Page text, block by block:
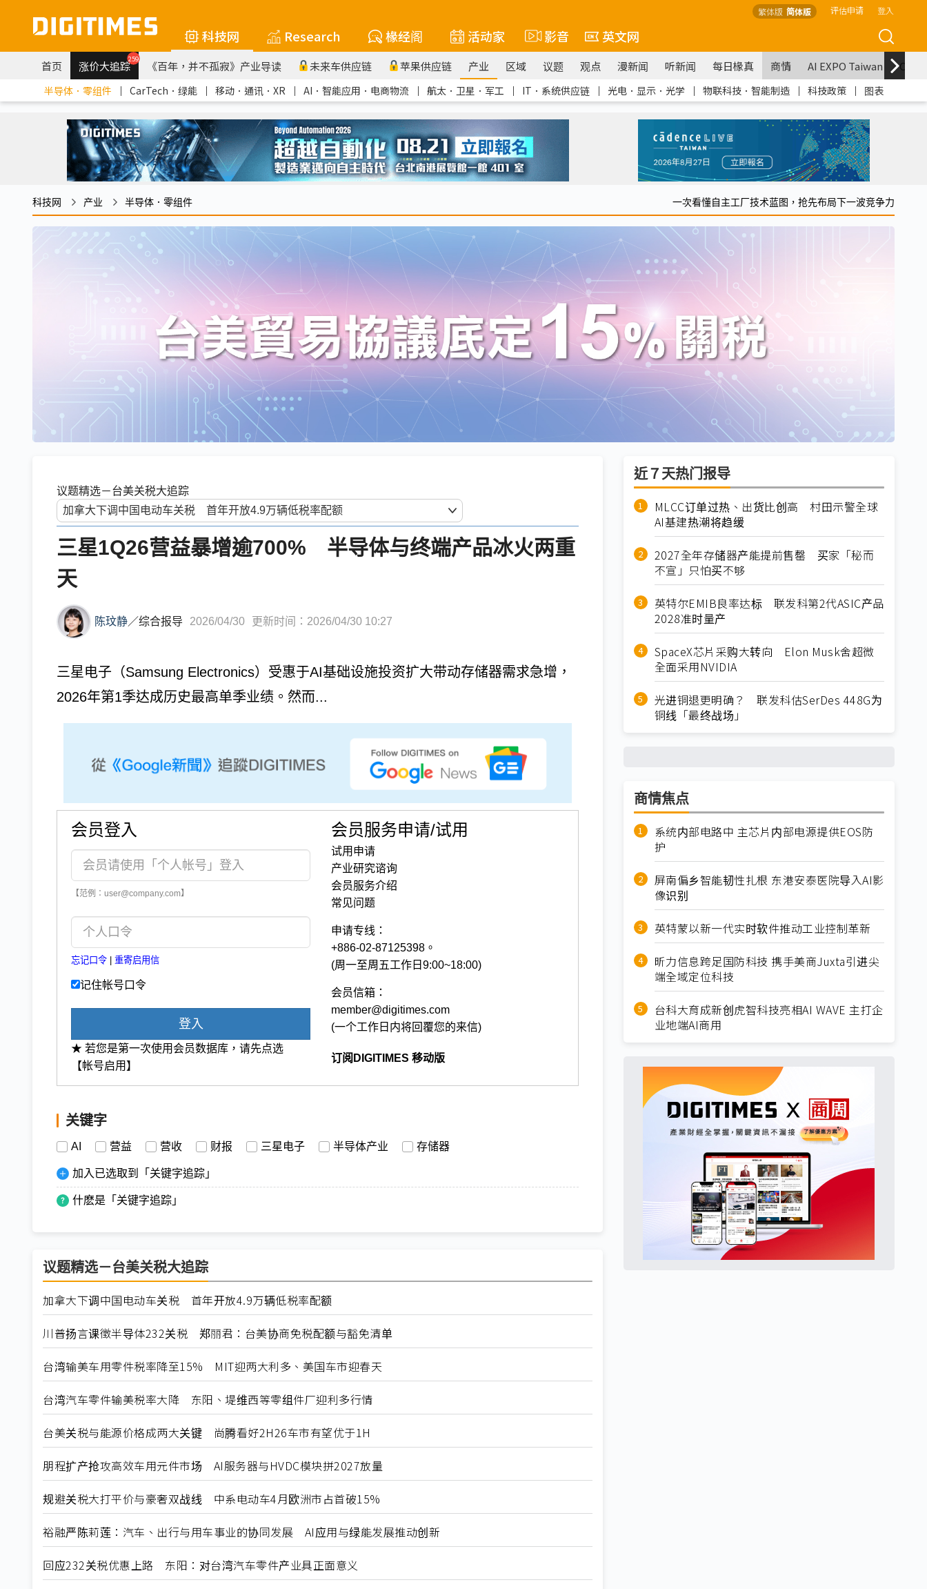
繁体版 简体版 评估申请 登入
科技网 Research 椽经阁 活动家 影音 英文网
首页 涨价大追踪259 《百年，并不孤寂》产业导读 未来车供应链 苹果供应链 产业 区域 议题 观点 漫新闻 听新闻 每日椽真 商情 AI EXPO Taiwan
半导体．零组件 ｜ CarTech．绿能 ｜ 移动．通讯．XR ｜ AI．智能应用．电商物流 ｜ 航太．卫星．军工 ｜ IT．系统供应链 ｜ 光电．显示．光学 ｜ 物联科技．智能制造 ｜ 科技政策 ｜ 图表
科技网 产业 半导体．零组件 一次看懂自主工厂技术蓝图，抢先布局下一波竞争力
议题精选－台美关税大追踪
三星1Q26营益暴增逾700% 半导体与终端产品冰火两重
天
陈玟静／综合报导 2026/04/30 更新时间：2026/04/30 10:27
三星电子（Samsung Electronics）受惠于AI基础设施投资扩大带动存储器需求急增，
2026年第1季达成历史最高单季业绩。然而...
会员登入
【范例：user@company.com】
忘记口令 重寄启用信
记住帐号口令
登入
★ 若您是第一次使用会员数据库，请先点选
【帐号启用】
会员服务申请/试用
试用申请
产业研究谘询
会员服务介绍
常见问题
申请专线：
+886-02-87125398。
(周一至周五工作日9:00~18:00)
会员信箱：
member@digitimes.com
(一个工作日内将回覆您的来信)
订阅DIGITIMES 移动版
关键字
AI 营益 营收 财报 三星电子 半导体产业 存储器
加入已选取到「关键字追踪」
什麽是「关键字追踪」
议题精选－台美关税大追踪
加拿大下调中国电动车关税 首年开放4.9万辆低税率配额
川普扬言课徵半导体232关税 郑丽君：台美协商免税配额与豁免清单
台湾输美车用零件税率降至15% MIT迎两大利多、美国车市迎春天
台湾汽车零件输美税率大降 东阳、堤维西等零组件厂迎利多行情
台美关税与能源价格成两大关键 尚腾看好2H26车市有望优于1H
朋程扩产抢攻高效车用元件市场 AI服务器与HVDC模块拼2027放量
规避关税大打平价与豪奢双战线 中系电动车4月欧洲市占首破15%
裕融严陈莉莲：汽车、出行与用车事业的协同发展 AI应用与绿能发展推动创新
回应232关税优惠上路 东阳：对台湾汽车零件产业具正面意义
近７天热门报导
MLCC订单过热、出货比创高 村田示警全球
AI基建热潮将趋缓
2027全年存储器产能提前售罄 买家「秘而
不宣」只怕买不够
英特尔EMIB良率达标 联发科第2代ASIC产品
2028准时量产
SpaceX芯片采购大转向 Elon Musk舍超微
全面采用NVIDIA
光进铜退更明确？ 联发科估SerDes 448G为
铜线「最终战场」
商情焦点
系统内部电路中 主芯片内部电源提供EOS防
护
屏南偏乡智能韧性扎根 东港安泰医院导入AI影
像识别
英特蒙以新一代实时软件推动工业控制革新
昕力信息跨足国防科技 携手美商Juxta引进尖
端全域定位科技
台科大育成新创虎智科技亮相AI WAVE 主打企
业地端AI商用